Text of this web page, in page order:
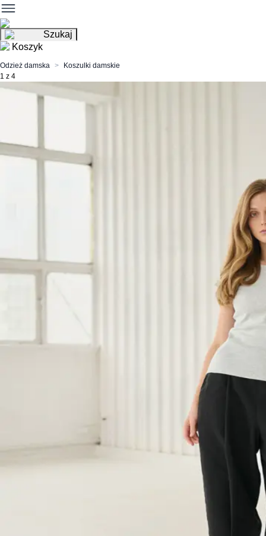
Szukaj
Koszyk
Odzież damska
Koszulki damskie
1 z 4